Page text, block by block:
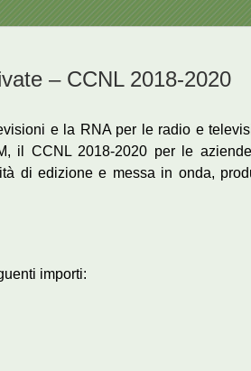
– CCNL 2018-2020
e la RNA per le radio e
il CCNL 2018-2020 per le
di edizione e messa in onda,
importi: